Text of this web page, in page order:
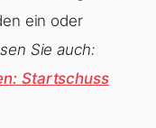
ein oder
Sie auch:
Startschuss